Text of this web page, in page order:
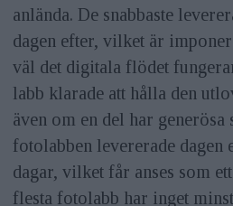
anlända. De snabbaste
dagen efter, vilket är
väl det digitala flödet
labb klarade att hålla den
även om en del har generösa
fotolabben levererade dagen
dagar, vilket får anses som
flesta fotolabb har inget